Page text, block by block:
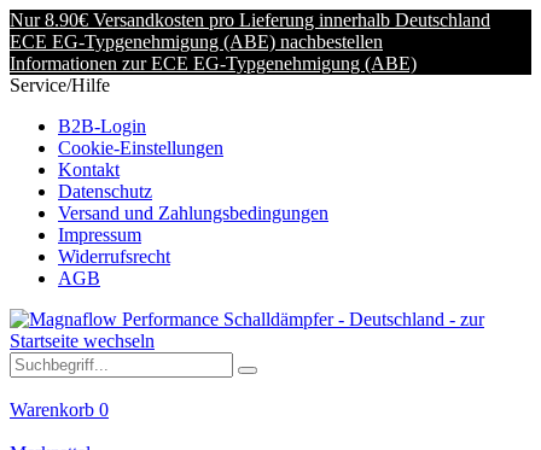
Nur 8.90€ Versandkosten pro Lieferung innerhalb Deutschland
ECE EG-Typgenehmigung (ABE) nachbestellen
Informationen zur ECE EG-Typgenehmigung (ABE)
Service/Hilfe
B2B-Login
Cookie-Einstellungen
Kontakt
Datenschutz
Versand und Zahlungsbedingungen
Impressum
Widerrufsrecht
AGB
Warenkorb 0